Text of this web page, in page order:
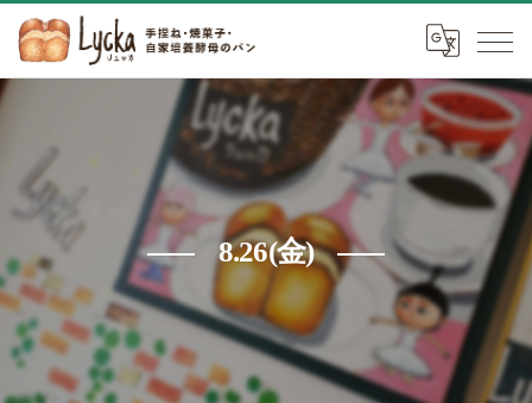
8.26(金)